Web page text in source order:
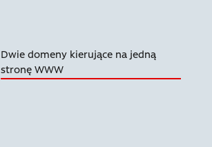
Dwie domeny kierujące na jedną
stronę WWW